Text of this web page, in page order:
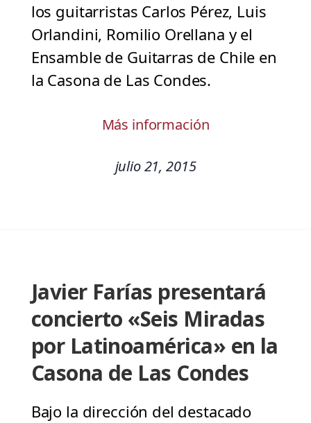
los guitarristas Carlos Pérez, Luis
Orlandini, Romilio Orellana y el
Ensamble de Guitarras de Chile en
la Casona de Las Condes.
Más información
julio 21, 2015
Javier Farías presentará
concierto «Seis Miradas
por Latinoamérica» en la
Casona de Las Condes
Bajo la dirección del destacado